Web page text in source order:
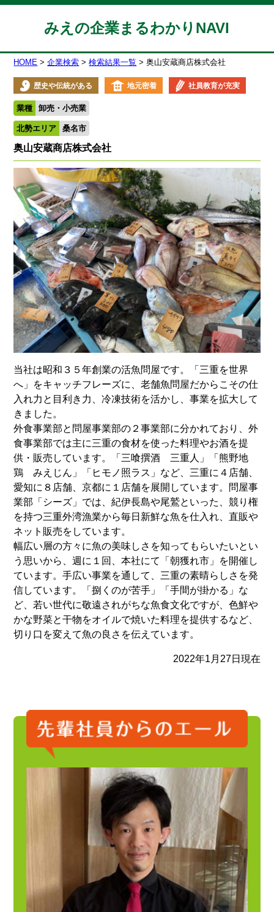
みえの企業まるわかりNAVI
HOME 企業検索 検索結果一覧 奥山安蔵商店株式会社
歴史や伝統がある 地元密着 社員教育が充実
業種 卸売・小売業
北勢エリア 桑名市
奥山安蔵商店株式会社
当社は昭和３５年創業の活魚問屋です。「三重を世界
へ」をキャッチフレーズに、老舗魚問屋だからこその仕
入れ力と目利き力、冷凍技術を活かし、事業を拡大して
きました。
外食事業部と問屋事業部の２事業部に分かれており、外
食事業部では主に三重の食材を使った料理やお酒を提
供・販売しています。「三喰撰酒 三重人」「熊野地
鶏 みえじん」「ヒモノ照ラス」など、三重に４店舗、
愛知に８店舗、京都に１店舗を展開しています。問屋事
業部「シーズ」では、紀伊長島や尾鷲といった、競り権
を持つ三重外湾漁業から毎日新鮮な魚を仕入れ、直販や
ネット販売をしています。
幅広い層の方々に魚の美味しさを知ってもらいたいとい
う思いから、週に１回、本社にて「朝獲れ市」を開催し
ています。手広い事業を通して、三重の素晴らしさを発
信しています。「捌くのが苦手」「手間が掛かる」な
ど、若い世代に敬遠されがちな魚食文化ですが、色鮮や
かな野菜と干物をオイルで焼いた料理を提供するなど、
切り口を変えて魚の良さを伝えています。
2022年1月27日現在